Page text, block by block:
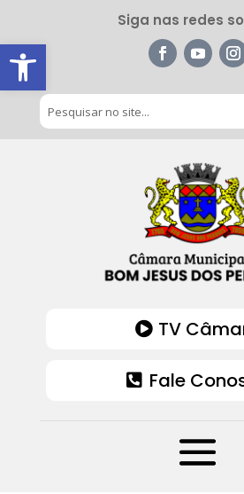
Barra de Ferramentas Aberta
Siga nas redes
TV
Fale